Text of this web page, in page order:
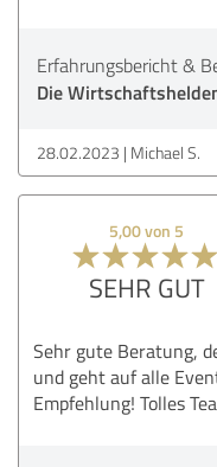
Erfahrungsbericht &
Die
28.02.2023 Michael S.
5,00 von 5
SEHR GUT
Sehr gute Beratung,
und geht auf alle
Empfehlung! Tolles